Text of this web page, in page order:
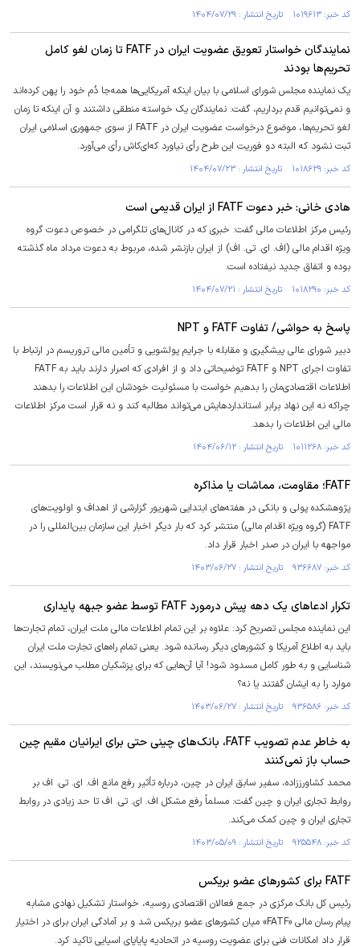
کد خبر: ۱۰۱۹۶۱۳ تاریخ انتشار : ۱۴۰۴/۰۷/۲۹
نمایندگان خواستار تعویق عضویت ایران در FATF تا زمان لغو کامل
تحریم‌ها بودند
یک نماینده مجلس شورای اسلامی با بیان اینکه آمریکایی‌ها همه‌جا دُم خود را پهن کرده‌اند
و نمی‌توانیم قدم برداریم، گفت: نمایندگان یک خواسته منطقی داشتند و آن اینکه تا زمان
لغو تحریم‌ها، موضوع درخواست عضویت ایران در FATF از سوی جمهوری اسلامی ایران
ثبت نشود که البته دو فوریت این طرح رأی نیاورد که‌ای‌کاش رأی می‌آورد.
کد خبر: ۱۰۱۸۶۲۹ تاریخ انتشار : ۱۴۰۴/۰۷/۲۳
هادی خانی: خبر دعوت FATF از ایران قدیمی است
رئیس مرکز اطلاعات مالی گفت: خبری که در کانال‌های تلگرامی در خصوص دعوت گروه
ویژه اقدام مالی (اف. ای. تی. اف) از ایران بازنشر شده، مربوط به دعوت مرداد ماه گذشته
بوده و اتفاق جدید نیفتاده است.
کد خبر: ۱۰۱۸۲۹۰ تاریخ انتشار : ۱۴۰۴/۰۷/۲۱
پاسخ به حواشی/ تفاوت FATF و NPT
دبیر شورای عالی پیشگیری و مقابله با جرایم پولشویی و تأمین مالی تروریسم در ارتباط با
تفاوت اجرای NPT و FATF توضیحاتی داد و از افرادی که اصرار دارند باید به FATF
اطلاعات اقتصادی‌مان را بدهیم خواست با مسئولیت خودشان این اطلاعات را بدهند
چراکه نه این نهاد برابر استانداردهایش می‌تواند مطالبه کند و نه قرار است مرکز اطلاعات
مالی این اطلاعات را بدهد.
کد خبر: ۱۰۱۱۲۶۸ تاریخ انتشار : ۱۴۰۴/۰۶/۱۲
FATF؛ مقاومت، مماشات یا مذاکره
پژوهشکده پولی و بانکی در هفته‌های ابتدایی شهریور گزارشی از اهداف و اولویت‌های
FATF (گروه ویژه اقدام مالی) منتشر کرد که بار دیگر اخبار این سازمان بین‌المللی را در
مواجهه با ایران در صدر اخبار قرار داد.
کد خبر: ۹۳۶۶۸۷ تاریخ انتشار : ۱۴۰۳/۰۶/۲۷
تکرار ادعا‌های یک دهه پیش درمورد FATF توسط عضو جبهه پایداری
این نماینده مجلس تصریح کرد: علاوه بر این تمام اطلاعات مالی ملت ایران، تمام تجارت‌ها
باید به اطلاع آمریکا و کشور‌های دیگر رسانده شود. یعنی تمام راه‌های تجارت ملت ایران
شناسایی و به طور کامل مسدود شود! آیا آن‌هایی که برای پزشکیان مطلب می‌نویسند، این
موارد را به ایشان گفتند یا نه؟
کد خبر: ۹۳۶۵۸۶ تاریخ انتشار : ۱۴۰۳/۰۶/۲۷
به خاطر عدم تصویب FATF، بانک‌های چینی حتی برای ایرانیان مقیم چین
حساب باز نمی‌کنند
محمد کشاورززاده، سفیر سابق ایران در چین، درباره تأثیر رفع مانع اف. ای. تی. اف بر
روابط تجاری ایران و چین گفت: مسلماً رفع مشکل اف. ای. تی. اف تا حد زیادی در روابط
تجاری ایران و چین کمک می‌کند.
کد خبر: ۹۲۵۵۴۸ تاریخ انتشار : ۱۴۰۳/۰۵/۰۹
FATF برای کشور‌های عضو بریکس
رئیس کل بانک مرکزی در جمع فعالان اقتصادی روسیه، خواستار تشکیل نهادی مشابه
پیام رسان مالی «FATF» میان کشورهای عضو بریکس شد و بر آمادگی ایران برای در اختیار
قرار داد امکانات فنی برای عضویت روسیه در اتحادیه پایاپای اسیایی تاکید کرد.